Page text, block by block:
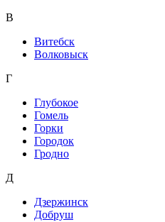
В
Витебск
Волковыск
Г
Глубокое
Гомель
Горки
Городок
Гродно
Д
Дзержинск
Добруш